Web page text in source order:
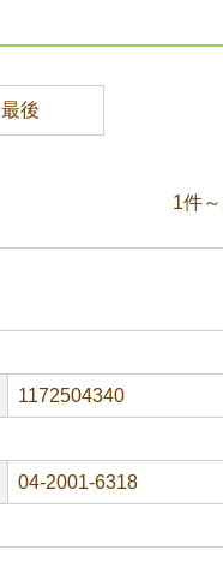
最後
1件
1172504340
04-2001-6318